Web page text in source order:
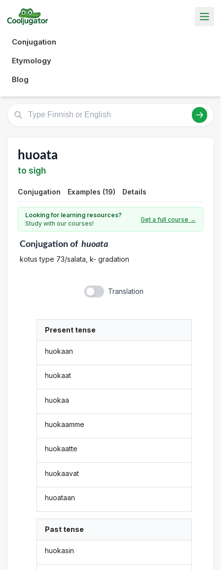
Conjugation
Etymology
Blog
huoata
to sigh
Conjugation Examples (19) Details
Looking for learning resources?
Study with our courses!
Get a full course →
Conjugationof huoata
kotus type 73/salata, k- gradation
Translation
Present tense
huokaan
huokaat
huokaa
huokaamme
huokaatte
huokaavat
huoataan
Past tense
huokasin